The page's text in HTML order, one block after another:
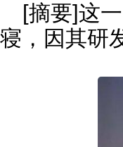
[摘要]这
寝，因其研